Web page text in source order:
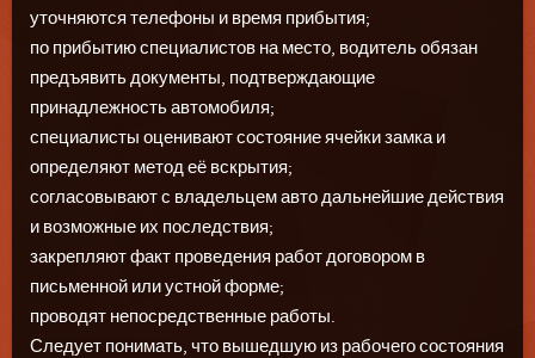
уточняются телефоны и время прибытия;
по прибытию специалистов на место, водитель обязан
предъявить документы, подтверждающие
принадлежность автомобиля;
специалисты оценивают состояние ячейки замка и
определяют метод её вскрытия;
согласовывают с владельцем авто дальнейшие действия
и возможные их последствия;
закрепляют факт проведения работ договором в
письменной или устной форме;
проводят непосредственные работы.
Следует понимать, что вышедшую из рабочего состояния